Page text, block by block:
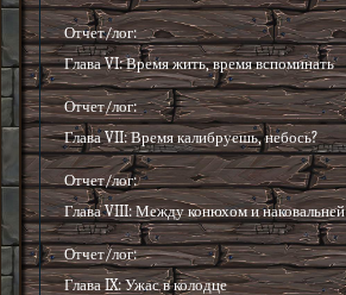
Отчет/лог:
Глава VI: Время жить, время вспоминать
Отчет/лог:
Глава VII: Время калибруешь, небось?
Отчет/лог:
Глава VIII: Между конюхом и наковальней
Отчет/лог:
Глава IX: Ужас в колодце